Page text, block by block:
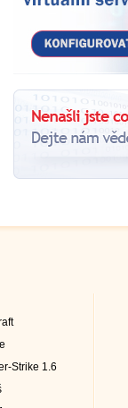
Strike 1.6